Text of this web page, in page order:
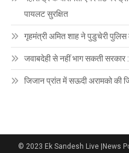
पायलट सुरक्षित
गृहमंत्री अमित शाह ने पुडुचेरी पुलिस
जवाबदेही से नहीं भाग सकती सरकार :
जिजान प्रांत में सऊदी अरामको की
© 2023 Ek Sandesh Live |News